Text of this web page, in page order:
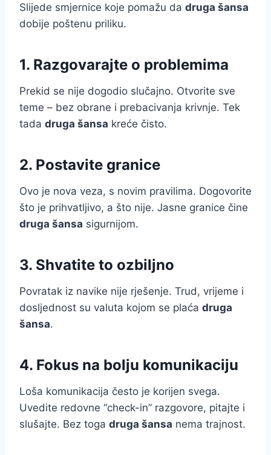
Slijede smjernice koje pomažu da druga šansa
dobije poštenu priliku.
1. Razgovarajte o problemima
Prekid se nije dogodio slučajno. Otvorite sve
teme – bez obrane i prebacivanja krivnje. Tek
tada druga šansa kreće čisto.
2. Postavite granice
Ovo je nova veza, s novim pravilima. Dogovorite
što je prihvatljivo, a što nije. Jasne granice čine
druga šansa sigurnijom.
3. Shvatite to ozbiljno
Povratak iz navike nije rješenje. Trud, vrijeme i
dosljednost su valuta kojom se plaća druga
šansa.
4. Fokus na bolju komunikaciju
Loša komunikacija često je korijen svega.
Uvedite redovne “check-in” razgovore, pitajte i
slušajte. Bez toga druga šansa nema trajnost.